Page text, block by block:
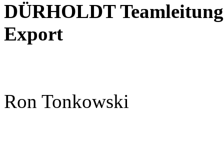
DÜRHOLDT
Export
Ron Tonkowski